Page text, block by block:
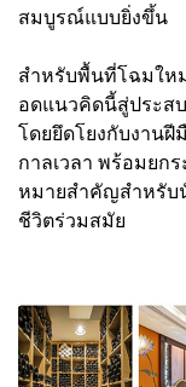
สมบูรณ์แบบยิ่งขึ้น
สำหรับพื้นที่โฉมให
อดแนวคิดนี้สู่ประส
โดยยึดโยงกับงาน
กาลเวลา พร้อมยก
หมายสำคัญสำหรับ
ชีวิตร่วมสมัย